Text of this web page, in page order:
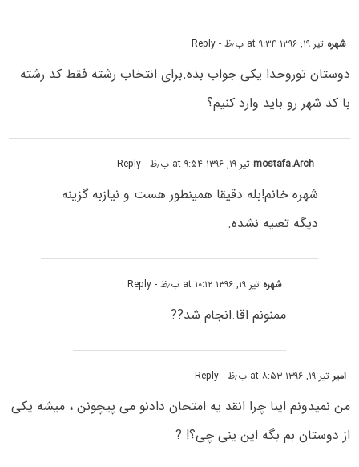
شهره تیر ۱۹, ۱۳۹۶ at ۹:۳۴ ب٫ظ - Reply
دوستان توروخدا یکی جواب بده.برای انتخاب رشته فقط کد رشته
با کد شهر رو باید وارد کنیم؟
mostafa.Archتیر ۱۹, ۱۳۹۶ at ۹:۵۴ ب٫ظ - Reply
شهره خانم!بله دقیقا همینطور هست و نیازبه گزینه
دیگه تعبیه نشده.
شهره تیر ۱۹, ۱۳۹۶ at ۱۰:۱۲ ب٫ظ - Reply
ممنونم اقا.انجام شد??
امیرتیر ۱۹, ۱۳۹۶ at ۸:۵۳ ب٫ظ - Reply
من نمیدونم اینا چرا انقد یه امتحان دادنو می پیچونن ، میشه یکی
از دوستان بم بگه این ینی چی؟! ?